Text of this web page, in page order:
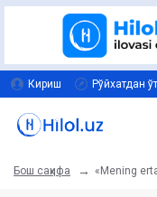
Кириш Рўйхатдан
Бош саҳифа «Mening